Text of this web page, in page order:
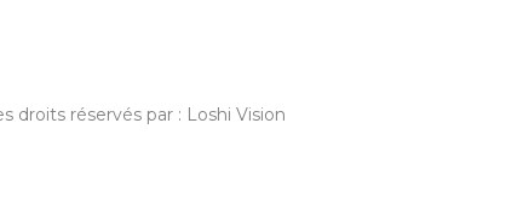
droits réservés par : Loshi Vision